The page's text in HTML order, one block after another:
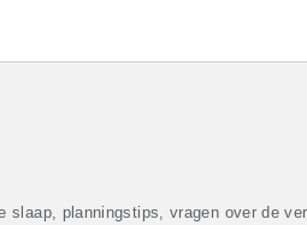
slaap, planningstips, vragen over de